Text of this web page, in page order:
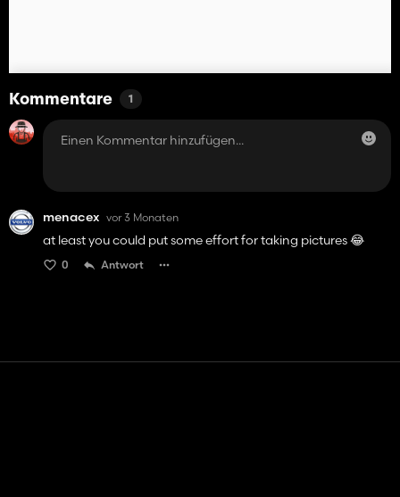
Kommentare 1
menacex vor 3 Monaten
at least you could put some effort for taking pictures 😂
0 Antwort